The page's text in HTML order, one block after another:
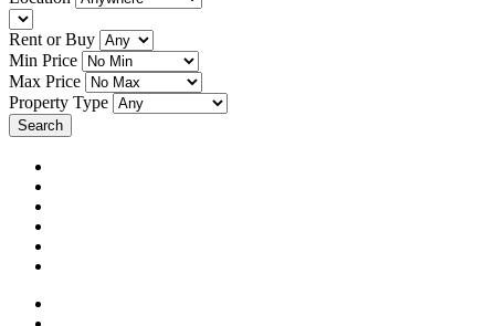
Rent or Buy
Min Price
Max Price
Property Type
Search